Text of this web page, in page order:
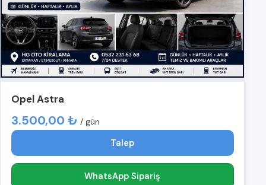
Opel Astra
3.500,00 ₺ / gün
Talep
WhatsApp Sipariş